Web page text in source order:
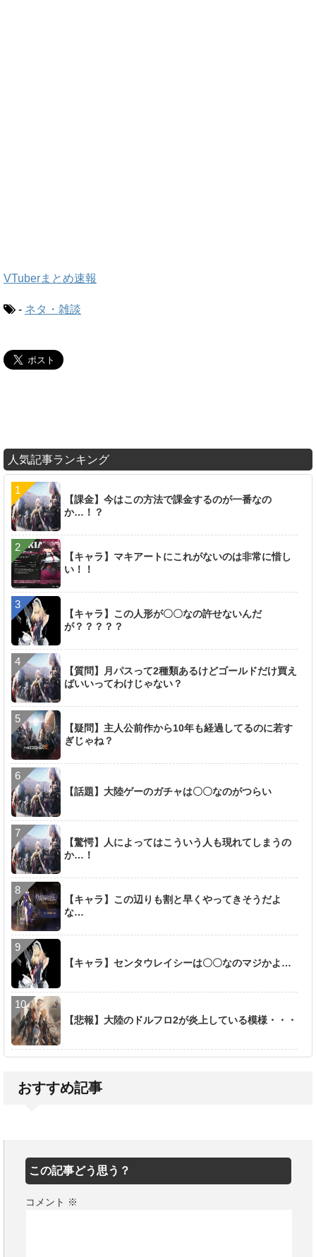
VTuberまとめ速報
- ネタ・雑談
人気記事ランキング
【課金】今はこの方法で課金するのが一番なの
か…！？
【キャラ】マキアートにこれがないのは非常に惜し
い！！
【キャラ】この人形が〇〇なの許せないんだ
が？？？？？
【質問】月パスって2種類あるけどゴールドだけ買え
ばいいってわけじゃない？
【疑問】主人公前作から10年も経過してるのに若す
ぎじゃね？
【話題】大陸ゲーのガチャは〇〇なのがつらい
【驚愕】人によってはこういう人も現れてしまうの
か…！
【キャラ】この辺りも割と早くやってきそうだよ
な…
【キャラ】センタウレイシーは〇〇なのマジかよ…
【悲報】大陸のドルフロ2が炎上している模様・・・
おすすめ記事
この記事どう思う？
コメント ※